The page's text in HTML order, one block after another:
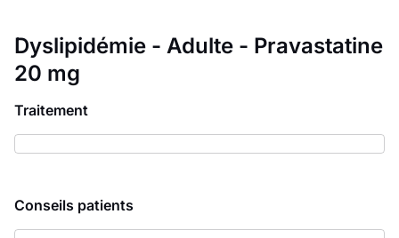
Dyslipidémie - Adulte - Pravastatine
20 mg
Traitement
Conseils patients